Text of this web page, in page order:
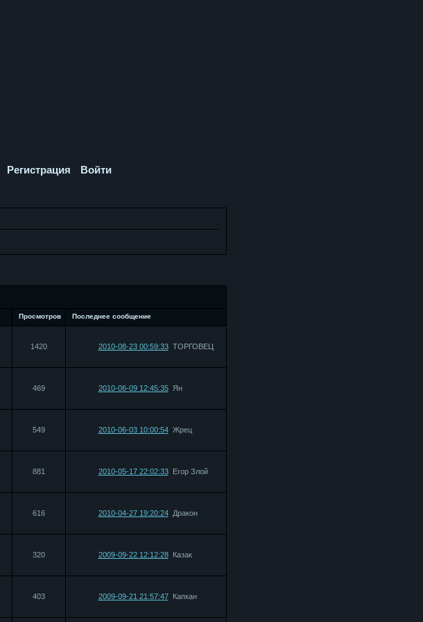
Регистрация Войти
Просмотров Последнее сообщение
1420 2010-08-23 00:59:33 ТОРГОВЕЦ
469 2010-06-09 12:45:35 Ян
549 2010-06-03 10:00:54 Жрец
881 2010-05-17 22:02:33 Егор Злой
616 2010-04-27 19:20:24 Дракон
320 2009-09-22 12:12:28 Казак
403 2009-09-21 21:57:47 Капкан